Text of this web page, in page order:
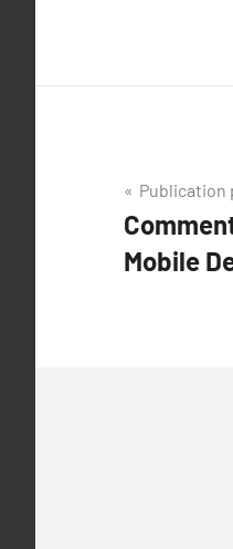
de
l’article
Publication
Mobile